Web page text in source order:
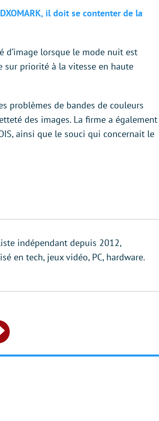
il doit se contenter de la
d’image lorsque le mode nuit est
sur priorité à la vitesse en haute
problèmes de bandes de couleurs
des images. La firme a également
ainsi que le souci qui concernait le
indépendant depuis 2012,
en tech, jeux vidéo, PC, hardware.